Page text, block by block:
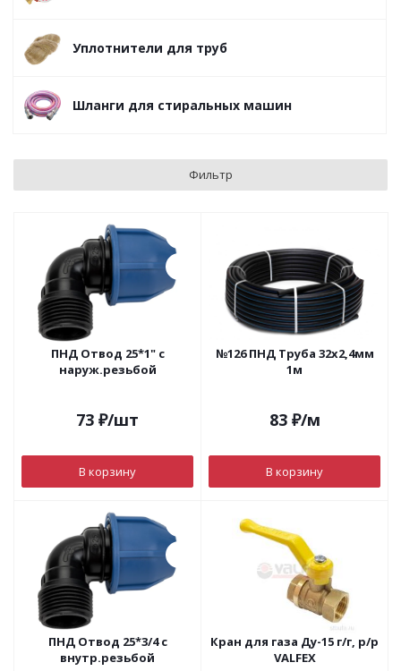
Уплотнители для труб
Шланги для стиральных машин
Фильтр
ПНД Отвод 25*1" с
наруж.резьбой
73 ₽/шт
В корзину
№126 ПНД Труба 32х2,4мм
1м
83₽/м
В корзину
ПНД Отвод 25*3/4 с
внутр.резьбой
Кран для газа Ду-15 г/г, р/р
VALFEX